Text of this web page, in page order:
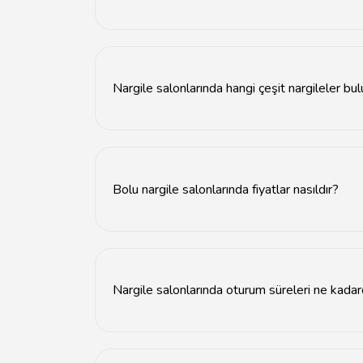
Nargile salonlarında hangi çeşit nargileler
Bolu nargile salonlarında fiyatlar nasıldır?
Nargile salonlarında oturum süreleri ne